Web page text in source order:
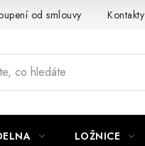
od smlouvy Kontakty
LOŽNICE